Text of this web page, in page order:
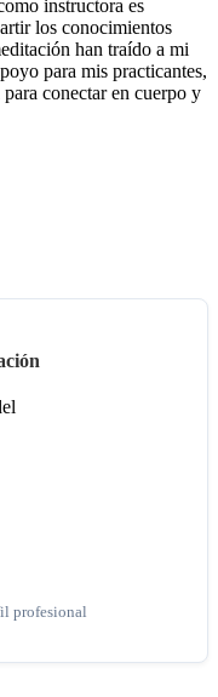
instructora es
los conocimientos
han traído a mi
para mis practicantes,
conectar en cuerpo y
profesional